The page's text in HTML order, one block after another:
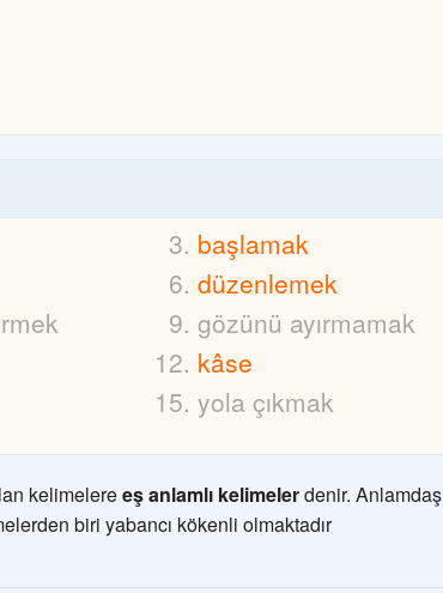
başlamak
düzenlemek
gözünü ayırmamak
kâse
yola çıkmak
kelimelereeş anlamlı kelimelerdenir. Anlamdaş
biri yabancı kökenli olmaktadır